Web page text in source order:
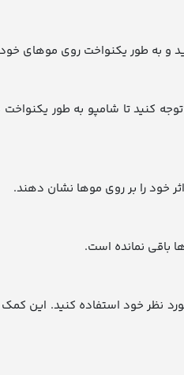
و به طور یکنواخت روی موهای خود
توجه کنید تا شامپو به طور
باقی نمانده است.
نظر خود استفاده کنید. این